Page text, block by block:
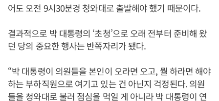
어도 오전 9시30분경 청와대로 출발해야 했기 때문이다.
결과적으로 박 대통령의 ‘초청’으로 오래 전부터 준비해 왔
던 당의 중요한 행사는 반쪽자리가 됐다.
“박 대통령이 의원들을 본인이 오라면 오고, 뭘 하라면 해야
하는 부하직원으로 여기고 있는 건 아닌지 걱정된다. 의원
들을 청와대로 불러 점심을 먹일 게 아니라 박 대통령이 연